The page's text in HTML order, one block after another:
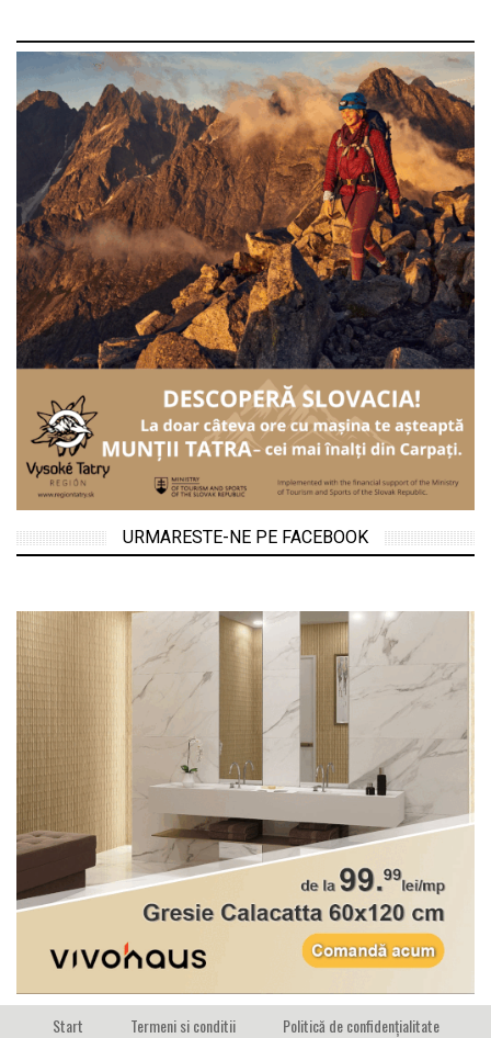
URMARESTE-NE PE FACEBOOK
Start Termeni si conditii
Politică de confidențialitate